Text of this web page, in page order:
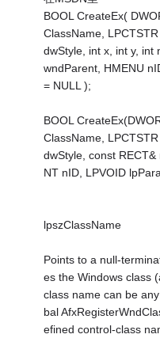
BOOL CreateEx(
ClassName,
dwStyle, int x, int y, int
wndParent, HMENU
= NULL );
BOOL
ClassName,
dwStyle, const
NT nID, LPVOID
lpszClassName
Points to a null-
es the Windows class
class name can be
bal
efined control-class